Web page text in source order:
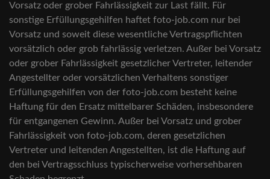
Vorsatz oder grober Fahrlässigkeit zur Last fällt. Für
sonstige Erfüllungsgehilfen haftet foto-job.com nur bei
Vorsatz und soweit diese wesentliche Vertragspflichten
vorsätzlich oder grob fahrlässig verletzen. Außer bei Vorsatz
oder grober Fahrlässigkeit gesetzlicher Vertreter, leitender
Angestellter oder vorsätzlichen Verhaltens sonstiger
Erfüllungsgehilfen von der foto-job.com besteht keine
Haftung für den Ersatz mittelbarer Schäden, insbesondere
für entgangenen Gewinn. Außer bei Vorsatz und grober
Fahrlässigkeit von foto-job.com, deren gesetzlichen
Vertreter und leitenden Angestellten, ist die Haftung auf
den bei Vertragsschluss typischerweise vorhersehbaren